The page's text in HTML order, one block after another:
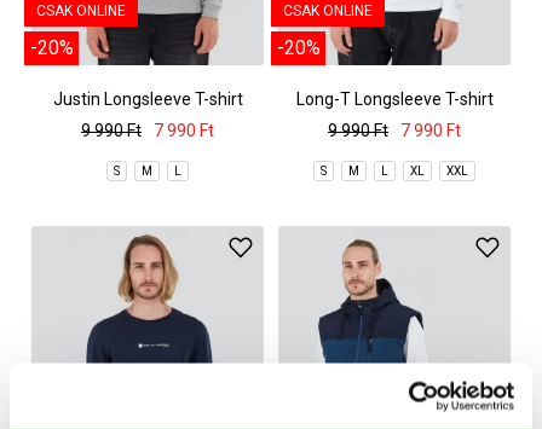
CSAK ONLINE
-20%
Justin Longsleeve T-shirt
9 990 Ft
7 990 Ft
S M L
CSAK ONLINE
-20%
Long-T Longsleeve T-shirt
9 990 Ft
7 990 Ft
S M L XL XXL